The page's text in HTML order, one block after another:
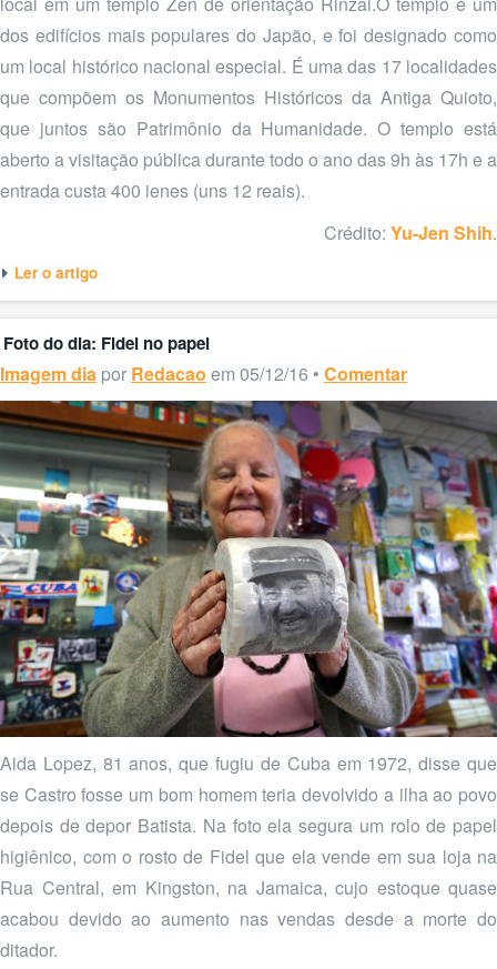
dos edifícios mais populares do Japão, e foi designado como
um local histórico nacional especial. É uma das 17 localidades
que compõem os Monumentos Históricos da Antiga Quioto,
que juntos são Patrimônio da Humanidade. O templo está
aberto a visitação pública durante todo o ano das 9h às 17h e a
entrada custa 400 ienes (uns 12 reais).
Crédito: Yu-Jen Shih.
Ler o artigo
Foto do dia: Fidel no papel
Imagem dia por Redacao em 05/12/16 • Comentar
Aida Lopez, 81 anos, que fugiu de Cuba em 1972, disse que
se Castro fosse um bom homem teria devolvido a ilha ao povo
depois de depor Batista. Na foto ela segura um rolo de papel
higiênico, com o rosto de Fidel que ela vende em sua loja na
Rua Central, em Kingston, na Jamaica, cujo estoque quase
acabou devido ao aumento nas vendas desde a morte do
ditador.